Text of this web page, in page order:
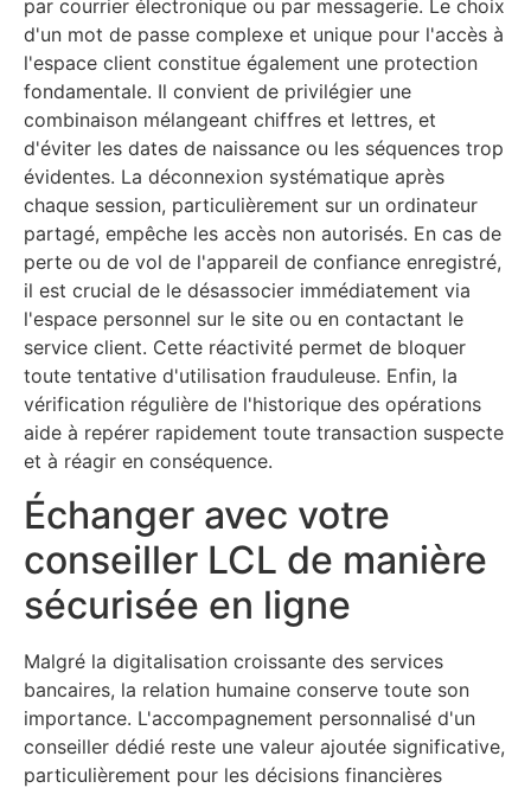
par courrier électronique ou par messagerie. Le choix
d'un mot de passe complexe et unique pour l'accès à
l'espace client constitue également une protection
fondamentale. Il convient de privilégier une
combinaison mélangeant chiffres et lettres, et
d'éviter les dates de naissance ou les séquences trop
évidentes. La déconnexion systématique après
chaque session, particulièrement sur un ordinateur
partagé, empêche les accès non autorisés. En cas de
perte ou de vol de l'appareil de confiance enregistré,
il est crucial de le désassocier immédiatement via
l'espace personnel sur le site ou en contactant le
service client. Cette réactivité permet de bloquer
toute tentative d'utilisation frauduleuse. Enfin, la
vérification régulière de l'historique des opérations
aide à repérer rapidement toute transaction suspecte
et à réagir en conséquence.
Échanger avec votre
conseiller LCL de manière
sécurisée en ligne
Malgré la digitalisation croissante des services
bancaires, la relation humaine conserve toute son
importance. L'accompagnement personnalisé d'un
conseiller dédié reste une valeur ajoutée significative,
particulièrement pour les décisions financières